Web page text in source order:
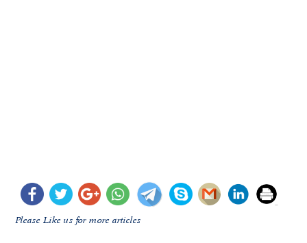
Please Like us for more articles